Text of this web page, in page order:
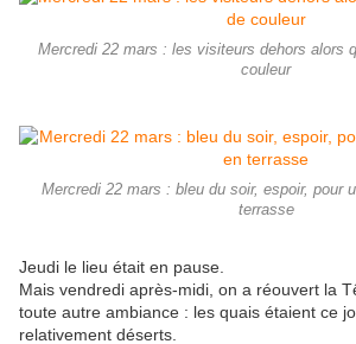
Mercredi 22 mars : les visiteurs dehors alors
couleur
Mercredi 22 mars : bleu du soir, espoir, pour
terrasse
Jeudi le lieu était en pause.
Mais vendredi après-midi, on a réouvert la
toute autre ambiance : les quais étaient ce
relativement déserts.